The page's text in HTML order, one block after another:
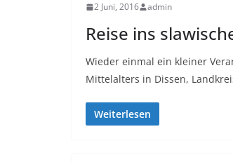
2 Juni, 2016 admin
Reise ins
Wieder einmal ein kleiner
Mittelalters in Dissen,
Weiterlesen